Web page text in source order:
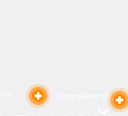
Сохраняет обзор